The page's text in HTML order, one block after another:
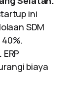
ini
SDM
ERP
biaya